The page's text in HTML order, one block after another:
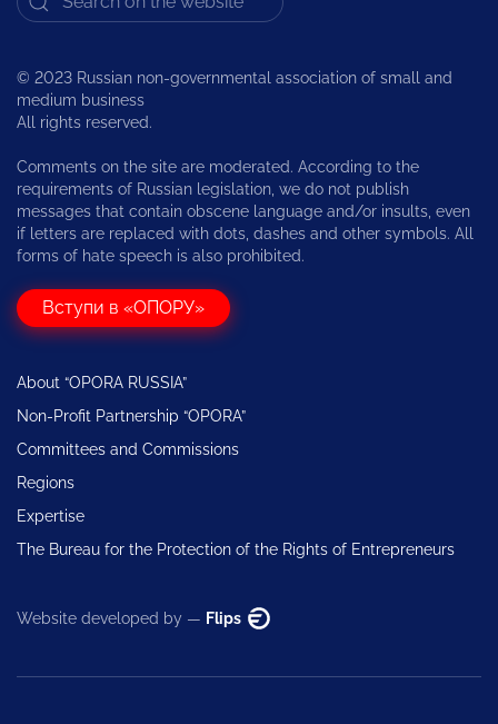
© 2023 Russian non-governmental association of small and
medium business
All rights reserved.
Comments on the site are moderated. According to the
requirements of Russian legislation, we do not publish
messages that contain obscene language and/or insults, even
if letters are replaced with dots, dashes and other symbols. All
forms of hate speech is also prohibited.
Вступи в «ОПОРУ»
About “OPORA RUSSIA”
Non-Profit Partnership “OPORA”
Committees and Commissions
Regions
Expertise
The Bureau for the Protection of the Rights of Entrepreneurs
Website developed by — Flips